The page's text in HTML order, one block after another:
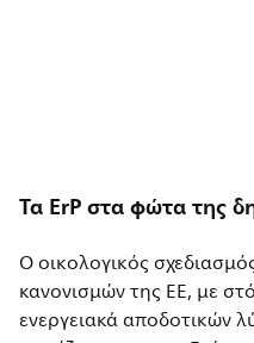
Τα ErP στα φώτα της
Ο οικολογικός
κανονισμών της ΕΕ, με
ενεργειακά αποδοτικών